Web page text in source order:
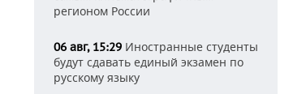
регионом России
06 авг, 15:29 Иностранные студенты
будут сдавать единый экзамен по
русскому языку